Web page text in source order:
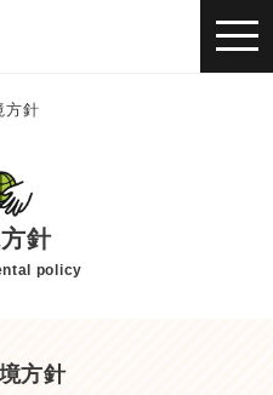
方針
針
policy
方針